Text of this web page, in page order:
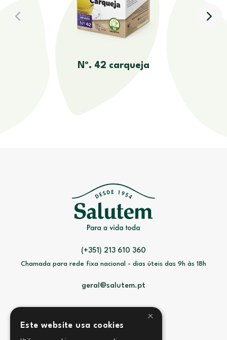
Nº. 42 carqueja
(+351) 213 610 360
Chamada para rede fixa nacional - dias úteis das 9h às 18h
geral@salutem.pt
×
Este website usa cookies